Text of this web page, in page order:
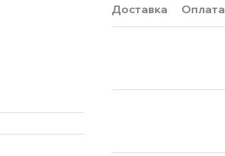
Доставка Оплата